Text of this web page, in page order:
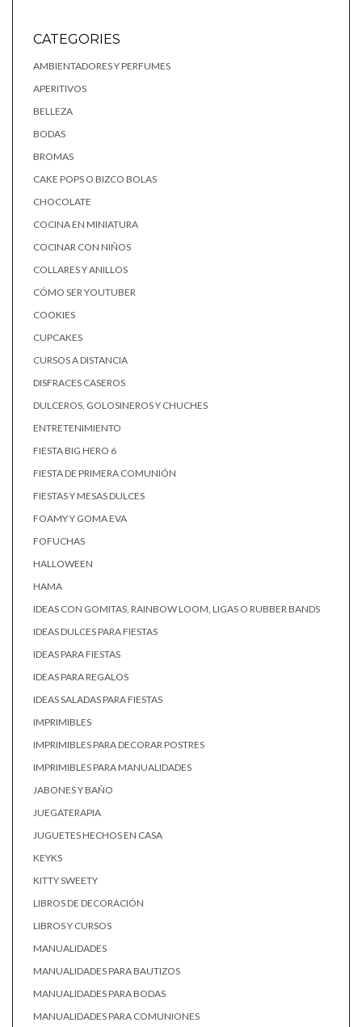
CATEGORIES
AMBIENTADORES Y PERFUMES
APERITIVOS
BELLEZA
BODAS
BROMAS
CAKE POPS O BIZCO BOLAS
CHOCOLATE
COCINA EN MINIATURA
COCINAR CON NIÑOS
COLLARES Y ANILLOS
CÓMO SER YOUTUBER
COOKIES
CUPCAKES
CURSOS A DISTANCIA
DISFRACES CASEROS
DULCEROS, GOLOSINEROS Y CHUCHES
ENTRETENIMIENTO
FIESTA BIG HERO 6
FIESTA DE PRIMERA COMUNIÓN
FIESTAS Y MESAS DULCES
FOAMY Y GOMA EVA
FOFUCHAS
HALLOWEEN
HAMA
IDEAS CON GOMITAS, RAINBOW LOOM, LIGAS O RUBBER BANDS
IDEAS DULCES PARA FIESTAS
IDEAS PARA FIESTAS
IDEAS PARA REGALOS
IDEAS SALADAS PARA FIESTAS
IMPRIMIBLES
IMPRIMIBLES PARA DECORAR POSTRES
IMPRIMIBLES PARA MANUALIDADES
JABONES Y BAÑO
JUEGATERAPIA
JUGUETES HECHOS EN CASA
KEYKS
KITTY SWEETY
LIBROS DE DECORACIÓN
LIBROS Y CURSOS
MANUALIDADES
MANUALIDADES PARA BAUTIZOS
MANUALIDADES PARA BODAS
MANUALIDADES PARA COMUNIONES